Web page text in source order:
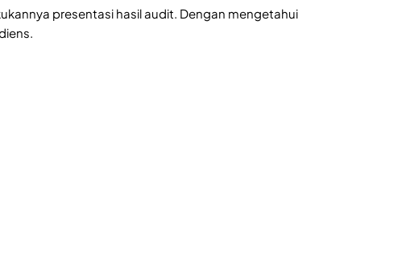
presentasi hasil audit. Dengan mengetahui